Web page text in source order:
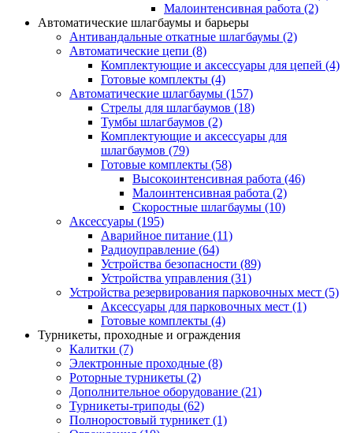
Малоинтенсивная работа (2)
Автоматические шлагбаумы и барьеры
Антивандальные откатные шлагбаумы (2)
Автоматические цепи (8)
Комплектующие и аксессуары для цепей (4)
Готовые комплекты (4)
Автоматические шлагбаумы (157)
Стрелы для шлагбаумов (18)
Тумбы шлагбаумов (2)
Комплектующие и аксессуары для
шлагбаумов (79)
Готовые комплекты (58)
Высокоинтенсивная работа (46)
Малоинтенсивная работа (2)
Скоростные шлагбаумы (10)
Аксессуары (195)
Аварийное питание (11)
Радиоуправление (64)
Устройства безопасности (89)
Устройства управления (31)
Устройства резервирования парковочных мест (5)
Аксессуары для парковочных мест (1)
Готовые комплекты (4)
Турникеты, проходные и ограждения
Калитки (7)
Электронные проходные (8)
Роторные турникеты (2)
Дополнительное оборудование (21)
Турникеты-триподы (62)
Полноростовый турникет (1)